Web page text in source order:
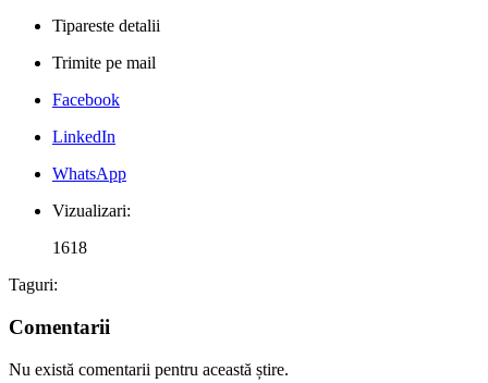
Tipareste detalii
Trimite pe mail
Facebook
LinkedIn
WhatsApp
Vizualizari:
1618
Taguri:
Comentarii
Nu există comentarii pentru această știre.